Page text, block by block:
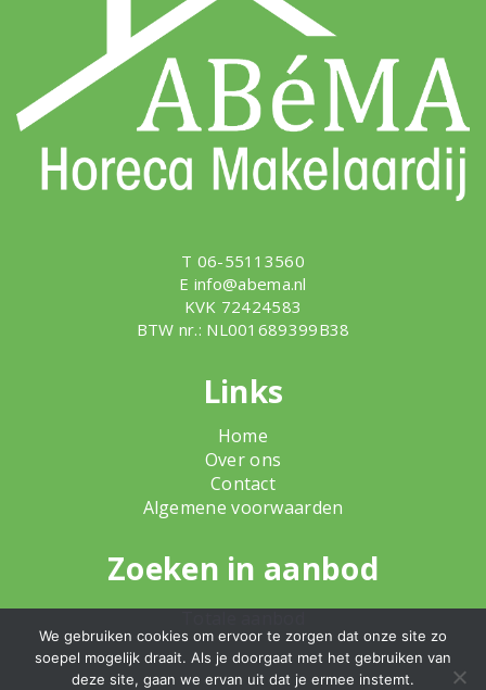
T 06-55113560
E info@abema.nl
KVK 72424583
BTW nr.: NL001689399B38
Links
Home
Over ons
Contact
Algemene voorwaarden
Zoeken in aanbod
We gebruiken cookies om ervoor te zorgen dat onze site zo
soepel mogelijk draait. Als je doorgaat met het gebruiken van
deze site, gaan we ervan uit dat je ermee instemt.